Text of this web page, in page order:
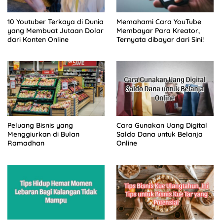
10 Youtuber Terkaya di Dunia
yang Membuat Jutaan Dolar
dari Konten Online
Memahami Cara YouTube
Membayar Para Kreator,
Ternyata dibayar dari Sini!
Peluang Bisnis yang
Menggiurkan di Bulan
Ramadhan
Cara Gunakan Uang Digital
Saldo Dana untuk Belanja
Online